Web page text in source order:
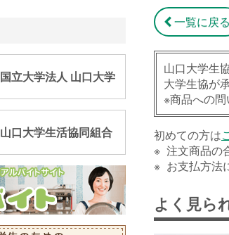
一覧に戻る
山口大学生
大学生協が
※商品への問
初めての方は
注文商品の
お支払方法
よく見ら
国立大学法人 山口大学
山口大学生活協同組合